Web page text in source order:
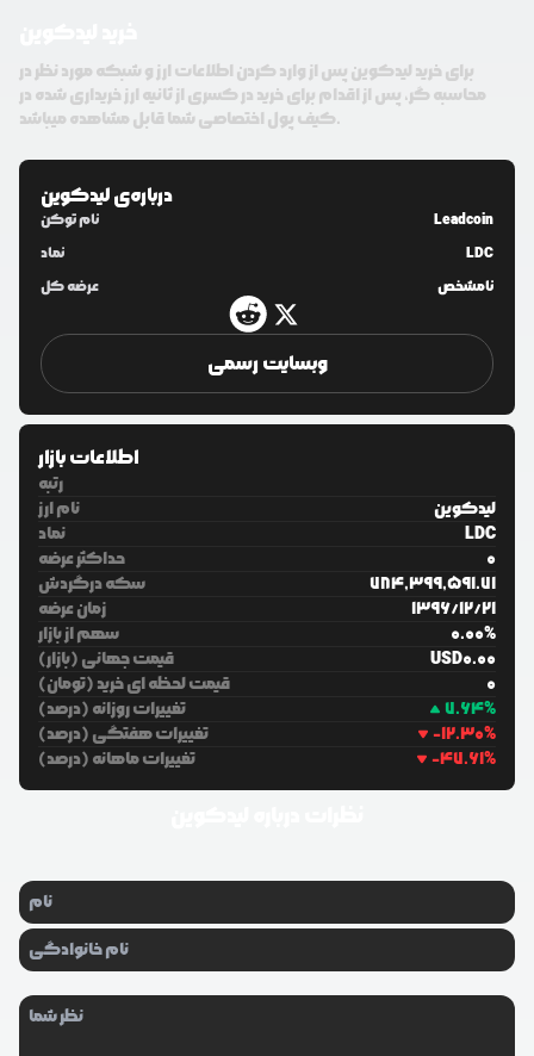
برای خرید لیدکوین پس از وارد کردن اطلاعات ارز و شبکه مورد نظر در
محاسبه گر، پس از اقدام برای خرید در کسری از ثانیه ارز خریداری شده در
کیف پول اختصاصی شما قابل مشاهده میباشد.
درباره‌یلیدکوین
نام توکن
Leadcoin
نماد
LDC
عرضه کل
نامشخص
وبسایت رسمی
اطلاعات بازار
رتبه
نام ارز
لیدکوین
نماد
LDC
حداکثر عرضه
0
سکه درگردش
784,399,591.71
زمان عرضه
1396/12/21
سهم از بازار
0.00%
قیمت جهانی (بازار)
USD0.00
قیمت لحظه ای خرید (تومان)
0
تغییرات روزانه (درصد)
7.64%
تغییرات هفتگی (درصد)
-12.30%
تغییرات ماهانه (درصد)
-47.61%